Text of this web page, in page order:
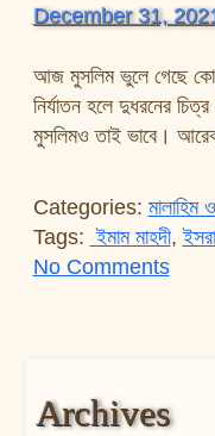
December 31,
আজ মুসলিম ভুলে গেছে
নির্যাতন হলে দুধরনের
মুসলিমও তাই ভাবে।
Categories: মালাহিম
Tags: ইমাম মাহদী,
No Commentson
Archives